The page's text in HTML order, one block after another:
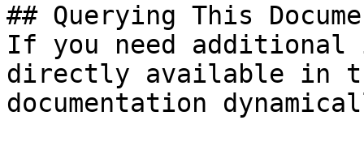
## Querying This
If you need
directly available in
documentation